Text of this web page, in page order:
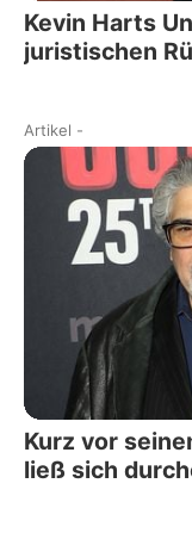
Kevin Harts
juristischen
Artikel -
Kurz vor
ließ sich